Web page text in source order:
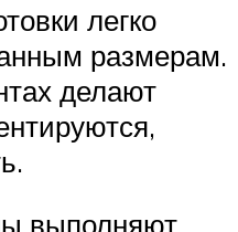
легко
размерам.
делают
выполняют